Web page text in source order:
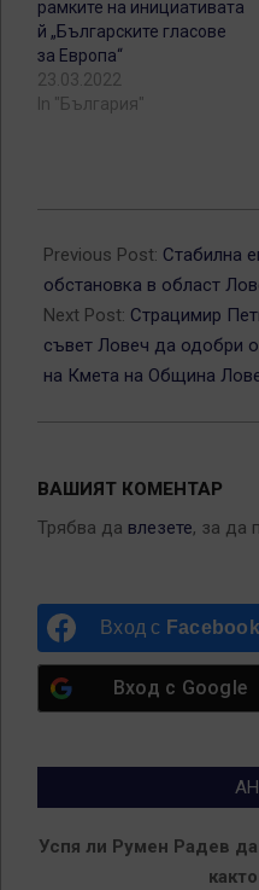
рамките на инициативата
й „Българските гласове
за Европа“
23.03.2022
In "България"
05-
12
Previous Post: Стабилна
обстановка в област
Next Post: Страцимир
съвет Ловеч да одобри
на Кмета на Община
ВАШИЯТ КОМЕНТАР
Трябва да влезете, за да
Вход с Facebook
Вход с Google
Успя ли Румен Радев